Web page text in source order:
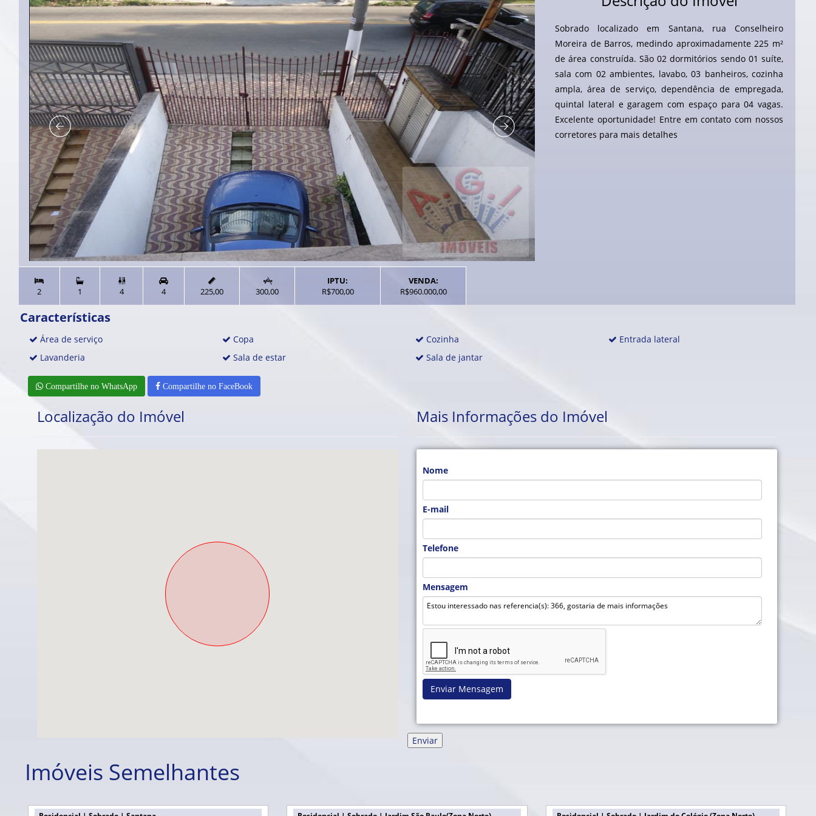
Sobrado localizado em Santana, rua Conselheiro
Moreira de Barros, medindo aproximadamente 225 m²
de área construída. São 02 dormitórios sendo 01 suíte,
sala com 02 ambientes, lavabo, 03 banheiros, cozinha
ampla, área de serviço, dependência de empregada,
quintal lateral e garagem com espaço para 04 vagas.
Excelente oportunidade! Entre em contato com nossos
corretores para mais detalhes
2 1

4 4

225,00

300,00
IPTU:
R$700,00
VENDA:
R$960.000,00
Características
Área de serviço Copa Cozinha
Entrada lateral
Lavanderia
Sala de estar Sala de jantar
Compartilhe no WhatsApp Compartilhe no FaceBook
Localização do Imóvel Mais Informações do Imóvel
Nome
E-mail
Telefone
Mensagem
Enviar Mensagem
Imóveis Semelhantes